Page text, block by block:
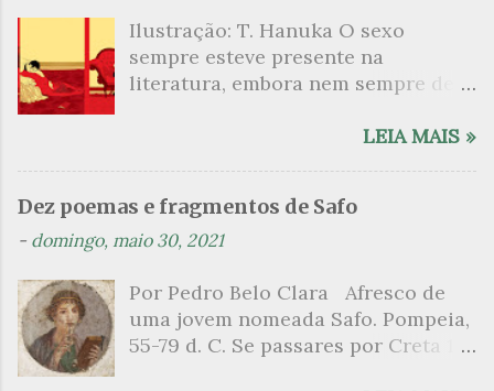
i
o
Ilustração: T. Hanuka O sexo
sempre esteve presente na
literatura, embora nem sempre de
que mergulharam em sua própria
psicanalítico e findaram por revelar
a partir dessa intimidade o lado
apresenta um conjunto de livros
nos quais os escritores se
desnudam, livros que dispensam o
LEIA MAIS »
Dez poemas e fragmentos de Safo
- domingo, maio 30, 2021
Por Pedro Belo Clara Afresco de
uma jovem nomeada Safo. Pompeia,
55-79 d. C. Se passares por Creta 1